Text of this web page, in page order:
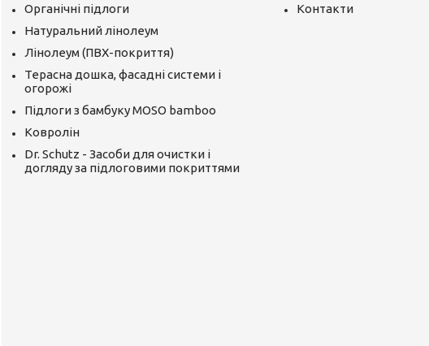
Органічні підлоги
Натуральний лінолеум
Лінолеум (ПВХ-покриття)
Терасна дошка, фасадні системи і
огорожі
Підлоги з бамбуку MOSO bamboo
Ковролін
Dr. Schutz - Засоби для очистки і
догляду за підлоговими покриттями
Контакти